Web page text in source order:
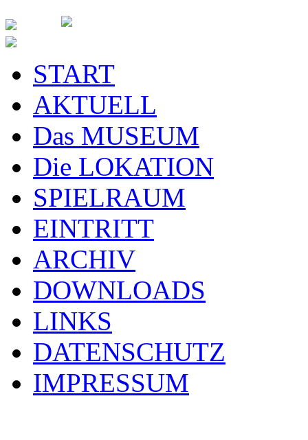
START
AKTUELL
Das MUSEUM
Die LOKATION
SPIELRAUM
EINTRITT
ARCHIV
DOWNLOADS
LINKS
DATENSCHUTZ
IMPRESSUM